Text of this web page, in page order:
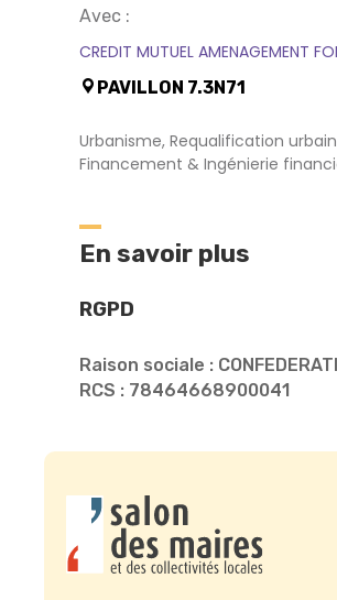
Avec :
CREDIT MUTUEL AMENAGEMENT
PAVILLON 7.3N71
Urbanisme, Requalification
Financement & Ingénierie
En savoir plus
RGPD
Raison sociale :
RCS : 78464668900041